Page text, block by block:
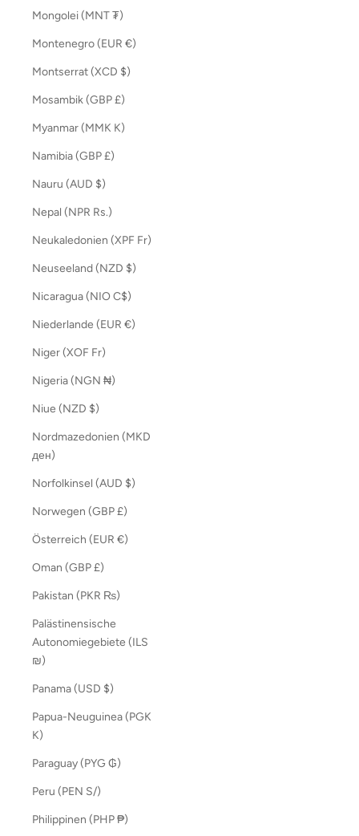
Mongolei (MNT ₮)
Montenegro (EUR €)
Montserrat (XCD $)
Mosambik (GBP £)
Myanmar (MMK K)
Namibia (GBP £)
Nauru (AUD $)
Nepal (NPR Rs.)
Neukaledonien (XPF Fr)
Neuseeland (NZD $)
Nicaragua (NIO C$)
Niederlande (EUR €)
Niger (XOF Fr)
Nigeria (NGN ₦)
Niue (NZD $)
Nordmazedonien (MKD
ден)
Norfolkinsel (AUD $)
Norwegen (GBP £)
Österreich (EUR €)
Oman (GBP £)
Pakistan (PKR ₨)
Palästinensische
Autonomiegebiete (ILS
₪)
Panama (USD $)
Papua-Neuguinea (PGK
K)
Paraguay (PYG ₲)
Peru (PEN S/)
Philippinen (PHP ₱)